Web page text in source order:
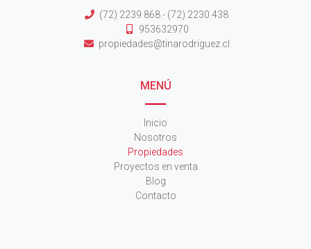
(72) 2239 868 - (72) 2230 438
953632970
propiedades@tinarodriguez.cl
MENÚ
Inicio
Nosotros
Propiedades
Proyectos en venta
Blog
Contacto